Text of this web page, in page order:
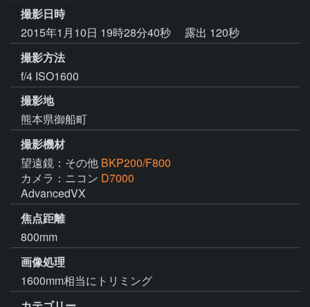
撮影日時
2015年1月10日 19時28分40秒
露出 120秒
撮影方法
f/4 ISO1600
撮影地
熊本県御船町
撮影機材
望遠鏡：その他 BKP200/F800
カメラ：ニコン D7000
AdvancedVX
焦点距離
800mm
画像処理
1600mm相当にトリミング